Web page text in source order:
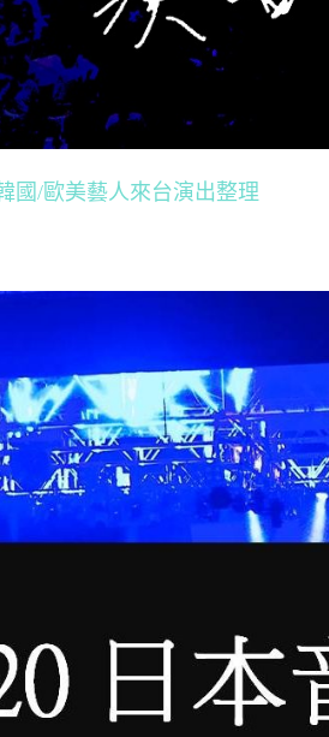
國/歐美藝人來台演出整理